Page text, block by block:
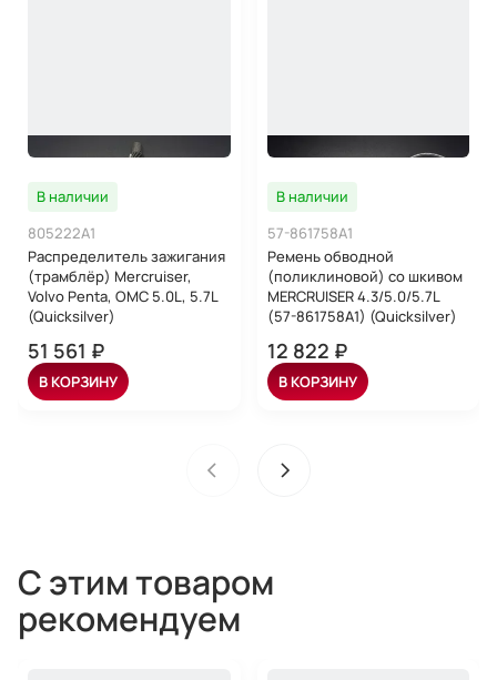
В наличии
805222A1
Распределитель зажигания
(трамблёр) Mercruiser,
Volvo Penta, OMC 5.0L, 5.7L
(Quicksilver)
51 561 ₽
В КОРЗИНУ
В наличии
57-861758A1
Ремень обводной
(поликлиновой) со шкивом
MERCRUISER 4.3/5.0/5.7L
(57-861758A1) (Quicksilver)
12 822 ₽
В КОРЗИНУ
С этим товаром
рекомендуем